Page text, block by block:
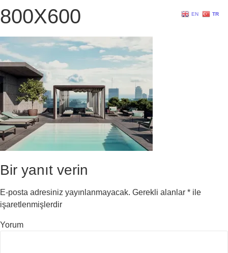
800X600
Bir yanıt verin
E-posta adresiniz yayınlanmayacak. Gerekli alanlar * ile
işaretlenmişlerdir
Yorum
EN TR